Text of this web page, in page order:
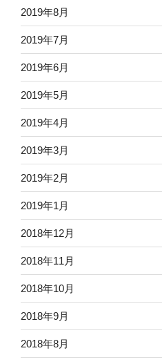
2019年8月
2019年7月
2019年6月
2019年5月
2019年4月
2019年3月
2019年2月
2019年1月
2018年12月
2018年11月
2018年10月
2018年9月
2018年8月